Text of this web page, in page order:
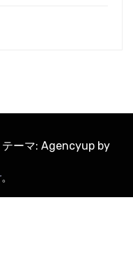
テーマ: Agencyup by
。